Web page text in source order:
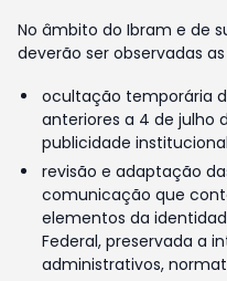
No âmbito do Ibram e de
deverão ser observadas
ocultação temporária
anteriores a 4 de julho
publicidade
revisão e adaptação
comunicação que
elementos da
Federal, preservada a
administrativos,